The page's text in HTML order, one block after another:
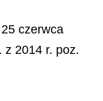
czerwca
z 2014 r. poz.